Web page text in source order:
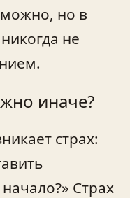
но в
не
иначе?
страх:
Страх